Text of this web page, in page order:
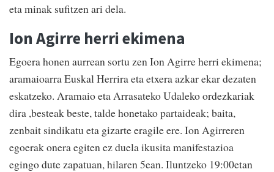
eta minak sufitzen ari dela.
Ion Agirre herri ekimena
Egoera honen aurrean sortu zen Ion Agirre herri ekimena;
aramaioarra Euskal Herrira eta etxera azkar ekar dezaten
eskatzeko. Aramaio eta Arrasateko Udaleko ordezkariak
dira ,besteak beste, talde honetako partaideak; baita,
zenbait sindikatu eta gizarte eragile ere. Ion Agirreren
egoerak onera egiten ez duela ikusita manifestazioa
egingo dute zapatuan, hilaren 5ean. Iluntzeko 19:00etan